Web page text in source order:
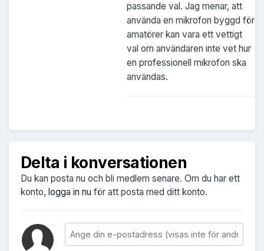
passande val. Jag menar, att
använda en mikrofon byggd för
amatörer kan vara ett vettigt
val om användaren inte vet hur
en professionell mikrofon ska
användas.
Delta i konversationen
Du kan posta nu och bli medlem senare. Om du har ett
konto, logga in nu för att posta med ditt konto.